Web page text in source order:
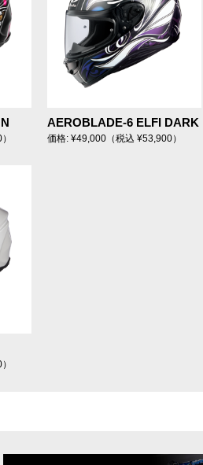
AEROBLADE-6 ELFI DARK
価格: ¥49,000（税込 ¥53,900）